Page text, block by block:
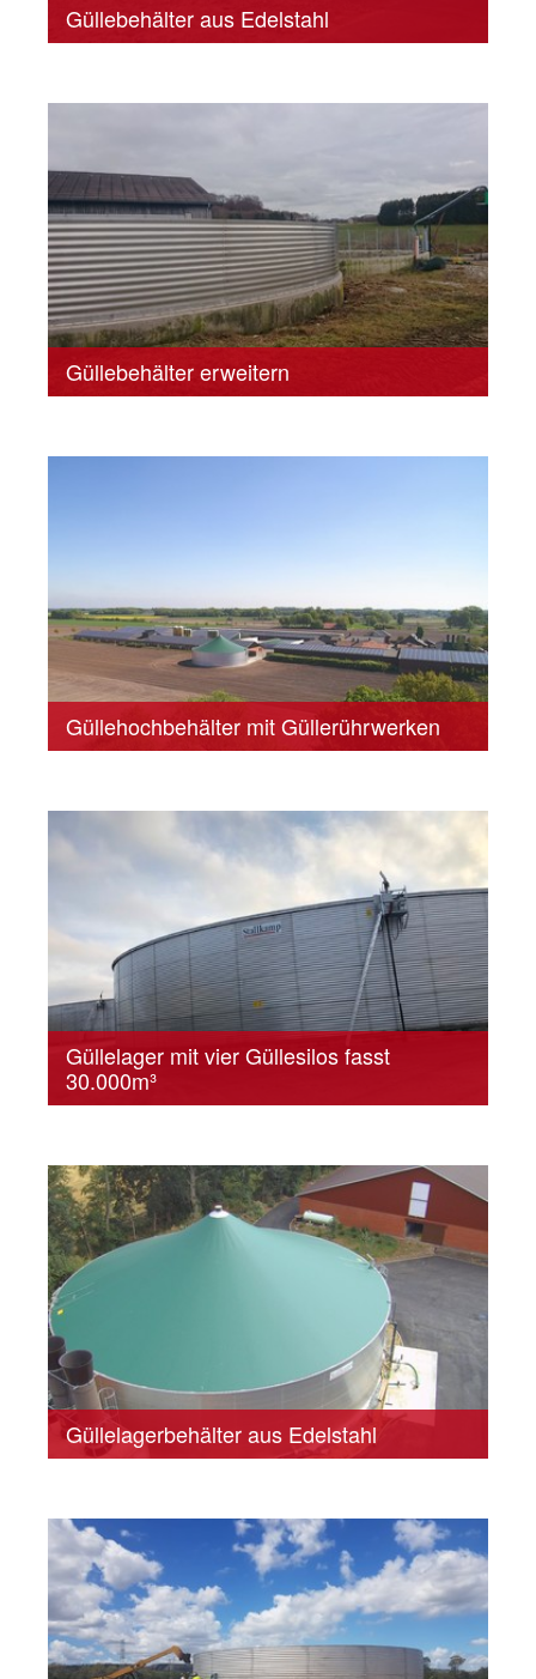
Güllebehälter aus Edelstahl
Güllebehälter erweitern
Güllehochbehälter mit Güllerührwerken
Güllelager mit vier Güllesilos fasst
30.000m³
Güllelagerbehälter aus Edelstahl